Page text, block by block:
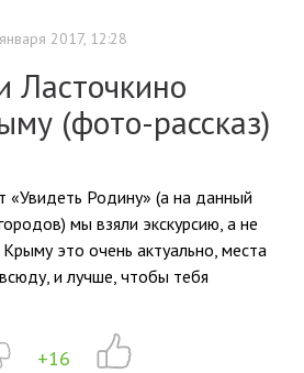
2017, 12:28
Ласточкино
(фото-рассказ)
«Увидеть Родину» (а на данный
мы взяли экскурсию, а не
это очень актуально, места
и лучше, чтобы тебя
+16